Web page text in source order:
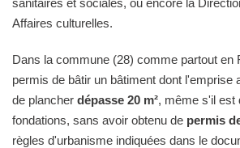
Affaires culturelles.
Dans la commune (28) comme partout en
permis de bâtir un bâtiment dont l'emprise
de plancher dépasse 20 m², même s'il est
fondations, sans avoir obtenu de permis
règles d'urbanisme indiquées dans le